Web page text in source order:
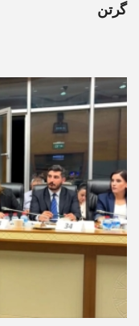
گرتن